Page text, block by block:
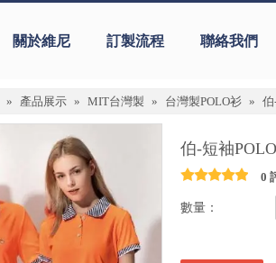
關於維尼 訂製流程 聯絡我們
» 產品展示 » MIT台灣製 » 台灣製POLO衫 »
伯-短袖
0
數量：